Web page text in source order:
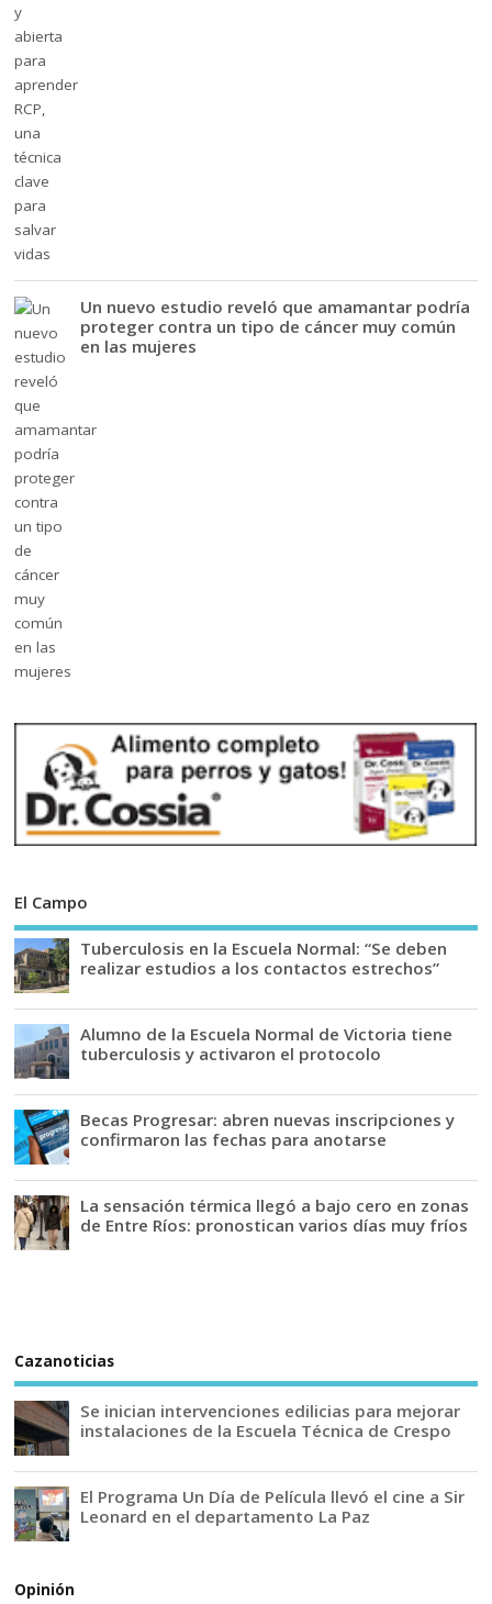
Un nuevo estudio reveló que amamantar podría
proteger contra un tipo de cáncer muy común
en las mujeres
El Campo
Tuberculosis en la Escuela Normal: “Se deben
realizar estudios a los contactos estrechos”
Alumno de la Escuela Normal de Victoria tiene
tuberculosis y activaron el protocolo
Becas Progresar: abren nuevas inscripciones y
confirmaron las fechas para anotarse
La sensación térmica llegó a bajo cero en zonas
de Entre Ríos: pronostican varios días muy fríos
Cazanoticias
Se inician intervenciones edilicias para mejorar
instalaciones de la Escuela Técnica de Crespo
El Programa Un Día de Película llevó el cine a Sir
Leonard en el departamento La Paz
Opinión